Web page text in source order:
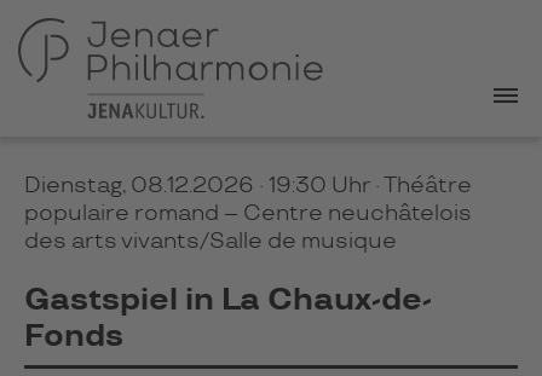
Dienstag, 08.12.2026 · 19:30 Uhr · Théâtre
populaire romand – Centre neuchâtelois
des arts vivants/Salle de musique
Gastspiel in La Chaux-de-
Fonds